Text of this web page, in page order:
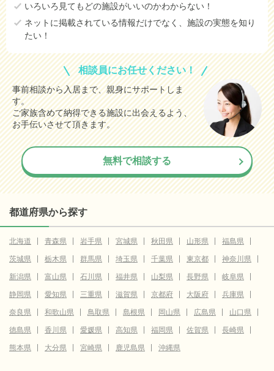
いろいろ見てもどの施設がいいのかわからない！
ネットに掲載されている情報だけでなく、施設の実態を知り
たい！
相談員にお任せください！
事前相談から入居まで、親身にサポートしま
す。
ご家族含めて納得できる施設に出会えるよう、
お手伝いさせて頂きます。
無料で相談する
都道府県から探す
北海道 青森県 岩手県 宮城県 秋田県 山形県
福島県
茨城県
栃木県 群馬県 埼玉県 千葉県 東京都
神奈川県
新潟県
富山県 石川県 福井県 山梨県 長野県
岐阜県
静岡県
愛知県 三重県 滋賀県 京都府 大阪府
兵庫県
奈良県
和歌山県 鳥取県 島根県 岡山県 広島県
山口県
徳島県
香川県 愛媛県 高知県 福岡県 佐賀県
長崎県
熊本県
大分県 宮崎県 鹿児島県 沖縄県